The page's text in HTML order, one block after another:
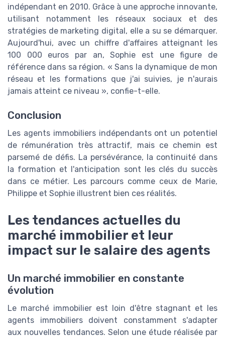
indépendant en 2010. Grâce à une approche innovante,
utilisant notamment les réseaux sociaux et des
stratégies de marketing digital, elle a su se démarquer.
Aujourd'hui, avec un chiffre d'affaires atteignant les
100 000 euros par an, Sophie est une figure de
référence dans sa région. « Sans la dynamique de mon
réseau et les formations que j'ai suivies, je n'aurais
jamais atteint ce niveau », confie-t-elle.
Conclusion
Les agents immobiliers indépendants ont un potentiel
de rémunération très attractif, mais ce chemin est
parsemé de défis. La persévérance, la continuité dans
la formation et l'anticipation sont les clés du succès
dans ce métier. Les parcours comme ceux de Marie,
Philippe et Sophie illustrent bien ces réalités.
Les tendances actuelles du
marché immobilier et leur
impact sur le salaire des agents
Un marché immobilier en constante
évolution
Le marché immobilier est loin d'être stagnant et les
agents immobiliers doivent constamment s'adapter
aux nouvelles tendances. Selon une étude réalisée par